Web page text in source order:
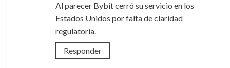
Al parecer Bybit cerró su servicio en los
Estados Unidos por falta de claridad
regulatoria.
Responder